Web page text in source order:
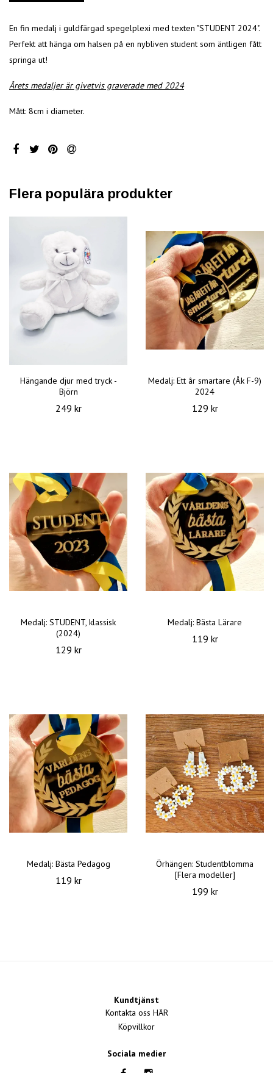
En fin medalj i guldfärgad spegelplexi med texten "STUDENT 2024".
Perfekt att hänga om halsen på en nybliven student som äntligen fått
springa ut!
Årets medaljer är givetvis graverade med 2024
Mått: 8cm i diameter.
Flera populära produkter
Hängande djur med tryck -
Björn
249 kr
Medalj: Ett år smartare (Åk F-9)
2024
129 kr
Medalj: STUDENT, klassisk
(2024)
129 kr
Medalj: Bästa Lärare
119 kr
Medalj: Bästa Pedagog
119 kr
Örhängen: Studentblomma
[Flera modeller]
199 kr
Kundtjänst
Kontakta oss HÄR
Köpvillkor
Sociala medier